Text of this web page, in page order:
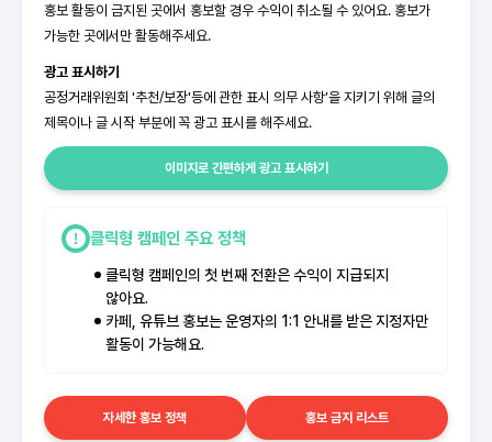
홍보 활동이 금지된 곳에서 홍보할 경우 수익이 취소될 수 있어요. 홍보가
가능한 곳에서만 활동해주세요.
광고 표시하기
공정거래위원회 '추천/보장'등에 관한 표시 의무 사항’을 지키기 위해 글의
제목이나 글 시작 부분에 꼭 광고 표시를 해주세요.
이미지로 간편하게 광고 표시하기
클릭형 캠페인 주요 정책
클릭형 캠페인의 첫 번째 전환은 수익이 지급되지
않아요.
카페, 유튜브 홍보는 운영자의 1:1 안내를 받은 지정자만
활동이 가능해요.
자세한 홍보 정책 홍보 금지 리스트